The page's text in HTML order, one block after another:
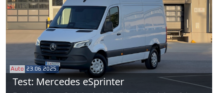
das kompakte SUV-Coupé im Segment punkten?
Auto 23.06.2025.
Test: Mercedes eSprinter